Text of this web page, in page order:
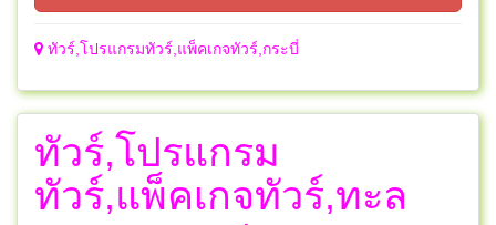
ทัวร์,โปรแกรมทัวร์,แพ็คเกจทัวร์,กระบี่
ทัวร์,โปรแกรม
ทัวร์,แพ็คเกจทัวร์,ทะล